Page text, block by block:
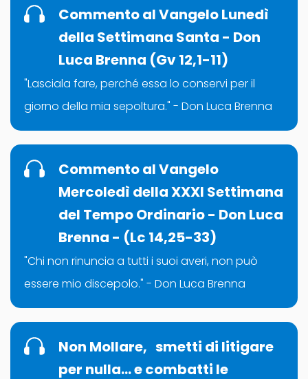
Commento al Vangelo Lunedì
della Settimana Santa - Don
Luca Brenna (Gv 12,1-11)
"Lasciala fare, perché essa lo conservi per il
giorno della mia sepoltura." - Don Luca Brenna
Commento al Vangelo
Mercoledì della XXXI Settimana
del Tempo Ordinario - Don Luca
Brenna - (Lc 14,25-33)
"Chi non rinuncia a tutti i suoi averi, non può
essere mio discepolo." - Don Luca Brenna
Non Mollare, smetti di litigare
per nulla… e combatti le